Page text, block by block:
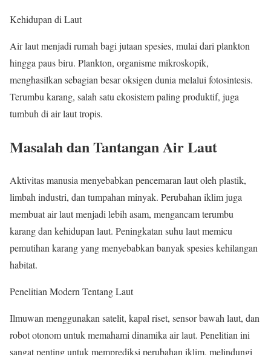
Kehidupan di Laut
Air laut menjadi rumah bagi jutaan spesies, mulai dari plankton
hingga paus biru. Plankton, organisme mikroskopik,
menghasilkan sebagian besar oksigen dunia melalui fotosintesis.
Terumbu karang, salah satu ekosistem paling produktif, juga
tumbuh di air laut tropis.
Masalah dan Tantangan Air Laut
Aktivitas manusia menyebabkan pencemaran laut oleh plastik,
limbah industri, dan tumpahan minyak. Perubahan iklim juga
membuat air laut menjadi lebih asam, mengancam terumbu
karang dan kehidupan laut. Peningkatan suhu laut memicu
pemutihan karang yang menyebabkan banyak spesies kehilangan
habitat.
Penelitian Modern Tentang Laut
Ilmuwan menggunakan satelit, kapal riset, sensor bawah laut, dan
robot otonom untuk memahami dinamika air laut. Penelitian ini
sangat penting untuk memprediksi perubahan iklim, melindungi